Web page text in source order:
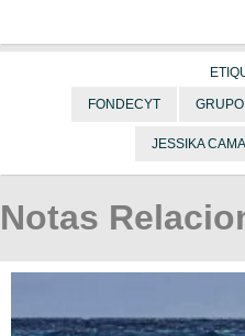
FONDECYT
JESSIKA
Notas